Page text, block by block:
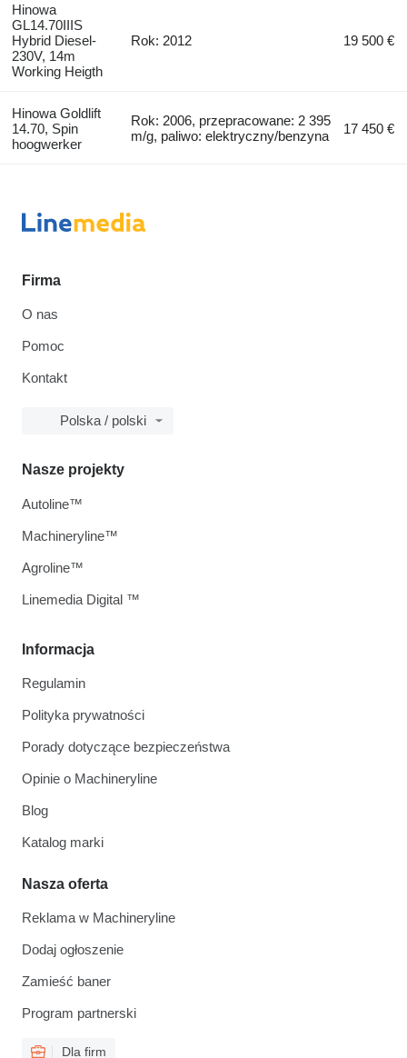
Hinowa
GL14.70IIIS
Hybrid Diesel-
230V, 14m
Working Heigth
Rok: 2012 19 500 €
Hinowa Goldlift
14.70, Spin
hoogwerker
Rok: 2006, przepracowane: 2 395
m/g, paliwo: elektryczny/benzyna
17 450 €
Firma
O nas
Pomoc
Kontakt
Polska / polski
Informacja
Regulamin
Polityka prywatności
Porady dotyczące bezpieczeństwa
Opinie o Machineryline
Blog
Katalog marki
Nasza oferta
Reklama w Machineryline
Dodaj ogłoszenie
Zamieść baner
Program partnerski
Dla firm
Nasze projekty
Autoline™
Machineryline™
Agroline™
Linemedia Digital ™